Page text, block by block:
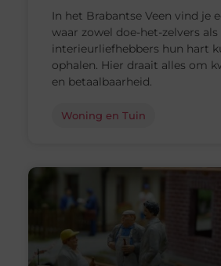
In het Brabantse Veen vind je
waar zowel doe-het-zelvers als
interieurliefhebbers hun hart
ophalen. Hier draait alles om
en betaalbaarheid.
Woning en Tuin